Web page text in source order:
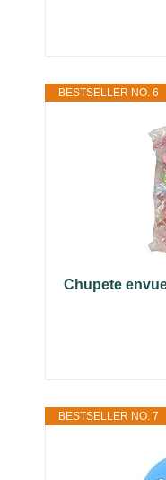
BESTSELLER NO. 6
Chupete
BESTSELLER NO. 7